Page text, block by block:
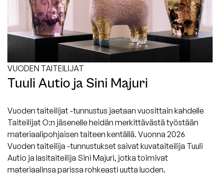
VUODEN TAITEILIJAT
Tuuli Autio ja Sini Majuri
Vuoden taiteilijat -tunnustus jaetaan vuosittain kahdelle
Taiteilijat O:n jäsenelle heidän merkittävästä työstään
materiaalipohjaisen taiteen kentällä. Vuonna 2026
Vuoden taiteilija -tunnustukset saivat kuvataiteilija Tuuli
Autio ja lasitaiteilija Sini Majuri, jotka toimivat
materiaalinsa parissa rohkeasti uutta luoden.